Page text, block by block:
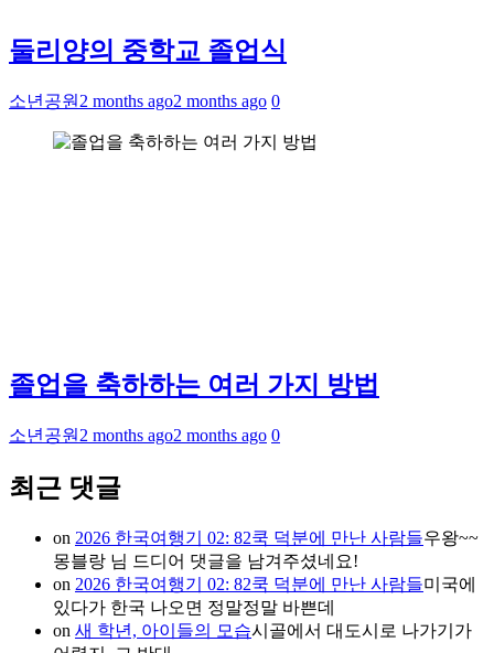
둘리양의 중학교 졸업식
소년공원 2 months ago2 months ago 0
졸업을 축하하는 여러 가지 방법
소년공원 2 months ago2 months ago 0
최근 댓글
on 2026 한국여행기 02: 82쿡 덕분에 만난 사람들우왕~~
몽블랑 님 드디어 댓글을 남겨주셨네요!
on 2026 한국여행기 02: 82쿡 덕분에 만난 사람들미국에
있다가 한국 나오면 정말정말 바쁜데
on 새 학년, 아이들의 모습시골에서 대도시로 나가기가